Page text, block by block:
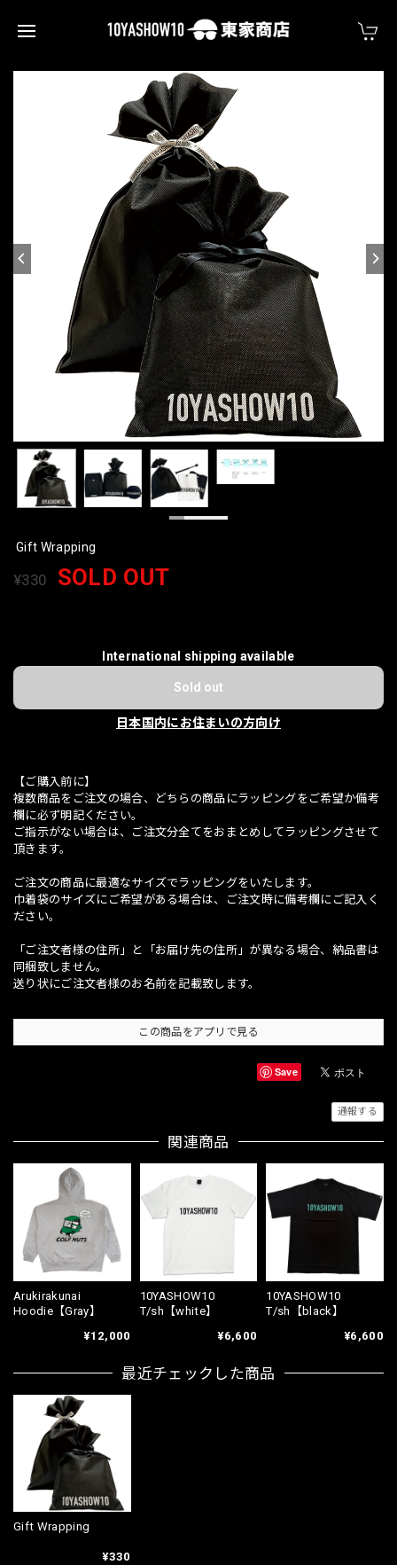
Gift Wrapping
¥330 SOLD OUT
International shipping available
Sold out
日本国内にお住まいの方向け
【ご購入前に】
複数商品をご注文の場合、どちらの商品にラッピングをご希望か備考
欄に必ず明記ください。
ご指示がない場合は、ご注文分全てをおまとめしてラッピングさせて
頂きます。
ご注文の商品に最適なサイズでラッピングをいたします。
巾着袋のサイズにご希望がある場合は、ご注文時に備考欄にご記入く
ださい。
「ご注文者様の住所」と「お届け先の住所」が異なる場合、納品書は
同梱致しません。
送り状にご注文者様のお名前を記載致します。
この商品をアプリで見る
Save
通報する
関連商品
Arukirakunai
Hoodie【Gray】
¥12,000
10YASHOW10
T/sh【white】
¥6,600
10YASHOW10
T/sh【black】
¥6,600
最近チェックした商品
Gift Wrapping
¥330